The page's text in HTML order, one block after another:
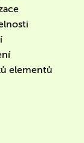
elementů